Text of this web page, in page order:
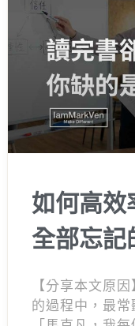
如何高效
全部忘記
【分享本文原
的過程中，最常